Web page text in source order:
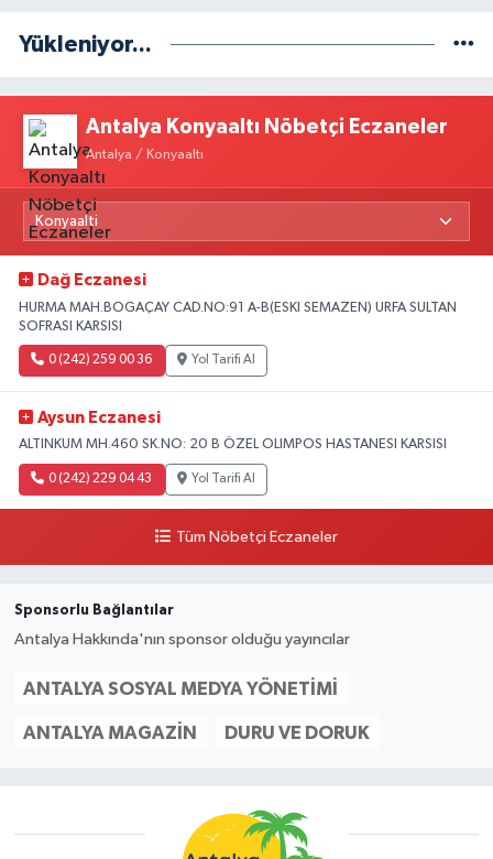
Yükleniyor...
Antalya Konyaaltı Nöbetçi Eczaneler
Antalya / Konyaaltı
Dağ Eczanesi
HURMA MAH.BOGAÇAY CAD.NO:91 A-B(ESKI SEMAZEN) URFA SULTAN
SOFRASI KARSISI
0 (242) 259 00 36 Yol Tarifi Al
Aysun Eczanesi
ALTINKUM MH.460 SK.NO: 20 B ÖZEL OLIMPOS HASTANESI KARSISI
0 (242) 229 04 43 Yol Tarifi Al
Tüm Nöbetçi Eczaneler
Sponsorlu Bağlantılar
Antalya Hakkında'nın sponsor olduğu yayıncılar
ANTALYA SOSYAL MEDYA YÖNETIMI
ANTALYA MAGAZIN DURU VE DORUK